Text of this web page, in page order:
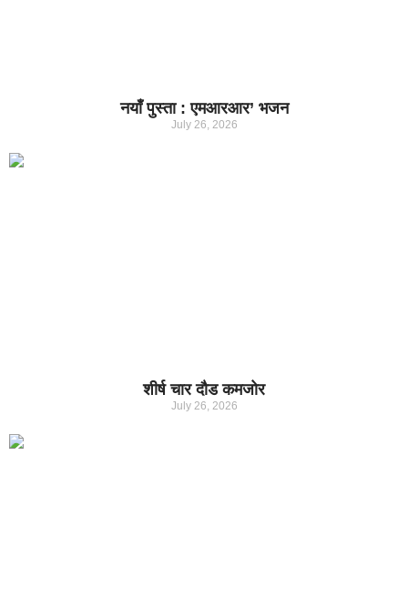
नयाँ पुस्ता : एमआरआर’ भजन
July 26, 2026
शीर्ष चार दौड कमजोर
July 26, 2026